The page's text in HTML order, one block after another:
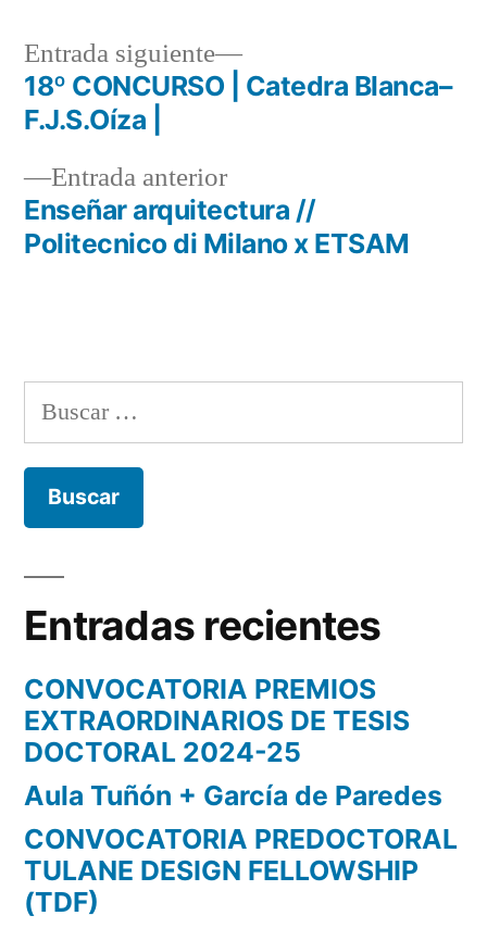
Navegación
entradas
Entrada anteriorEntrada
anterior:
Enseñar arquitectura //
Politecnico di Milano x ETSAM
Entrada siguiente
Entrada
siguiente:
18º CONCURSO | Catedra Blanca–
F.J.S.Oíza |
Buscar:
Entradas recientes
CONVOCATORIA PREMIOS
EXTRAORDINARIOS DE TESIS
DOCTORAL 2024-25
Aula Tuñón + García de Paredes
CONVOCATORIA PREDOCTORAL
TULANE DESIGN FELLOWSHIP
(TDF)